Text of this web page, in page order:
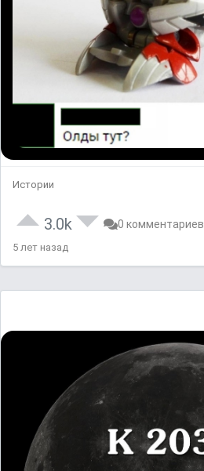
Истории
3.0k 0 комментариев
5 лет назад